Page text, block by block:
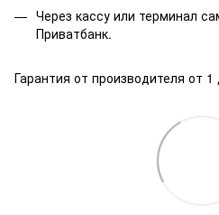
Через кассу или терминал
Приватбанк.
Гарантия от производителя от 1